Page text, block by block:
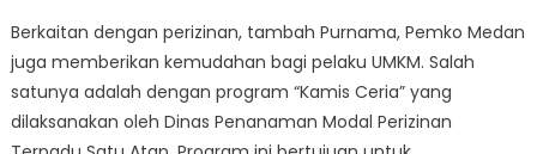
Berkaitan dengan perizinan, tambah Purnama, Pemko Medan
juga memberikan kemudahan bagi pelaku UMKM. Salah
satunya adalah dengan program “Kamis Ceria” yang
dilaksanakan oleh Dinas Penanaman Modal Perizinan